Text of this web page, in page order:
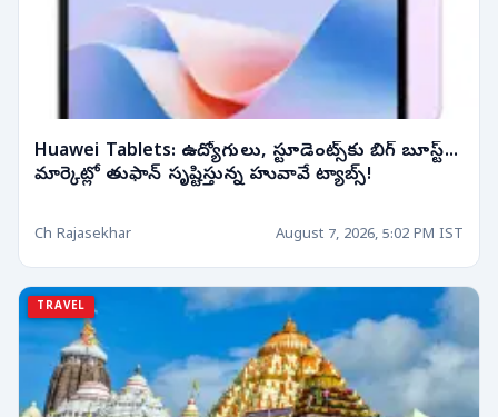
Huawei Tablets: ఉద్యోగులు, స్టూడెంట్స్‌కు బిగ్ బూస్ట్...
మార్కెట్లో తుఫాన్ సృష్టిస్తున్న హువావే ట్యాబ్స్!
Ch Rajasekhar August 7, 2026, 5:02 PM IST
TRAVEL